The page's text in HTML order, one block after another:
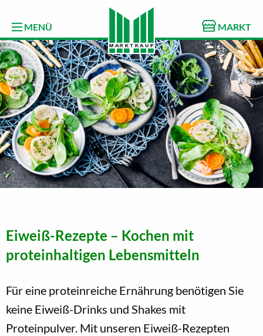
MENÜ MARKT
Eiweiß-Rezepte – Kochen mit
proteinhaltigen Lebensmitteln
Für eine proteinreiche Ernährung benötigen Sie
keine Eiweiß-Drinks und Shakes mit
Proteinpulver. Mit unseren Eiweiß-Rezepten